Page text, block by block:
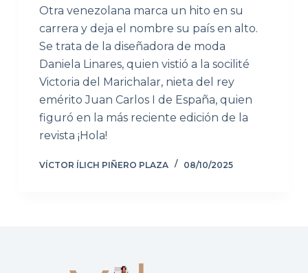
Otra venezolana marca un hito en su
carrera y deja el nombre su país en alto.
Se trata de la diseñadora de moda
Daniela Linares, quien vistió a la socilité
Victoria del Marichalar, nieta del rey
emérito Juan Carlos I de España, quien
figuró en la más reciente edición de la
revista ¡Hola!
VÍCTOR ÍLICH PIÑERO PLAZA 08/10/2025